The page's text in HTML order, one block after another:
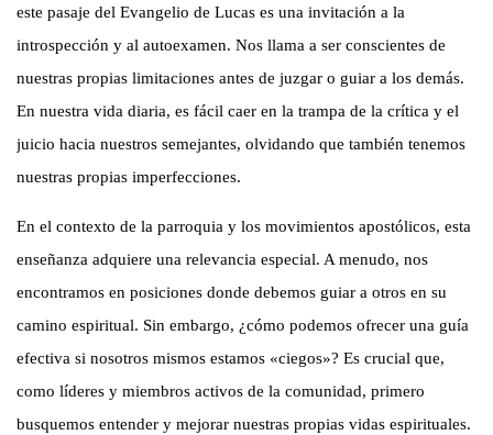
este pasaje del Evangelio de Lucas es una invitación a la
introspección y al autoexamen. Nos llama a ser conscientes de
nuestras propias limitaciones antes de juzgar o guiar a los demás.
En nuestra vida diaria, es fácil caer en la trampa de la crítica y el
juicio hacia nuestros semejantes, olvidando que también tenemos
nuestras propias imperfecciones.
En el contexto de la parroquia y los movimientos apostólicos, esta
enseñanza adquiere una relevancia especial. A menudo, nos
encontramos en posiciones donde debemos guiar a otros en su
camino espiritual. Sin embargo, ¿cómo podemos ofrecer una guía
efectiva si nosotros mismos estamos «ciegos»? Es crucial que,
como líderes y miembros activos de la comunidad, primero
busquemos entender y mejorar nuestras propias vidas espirituales.